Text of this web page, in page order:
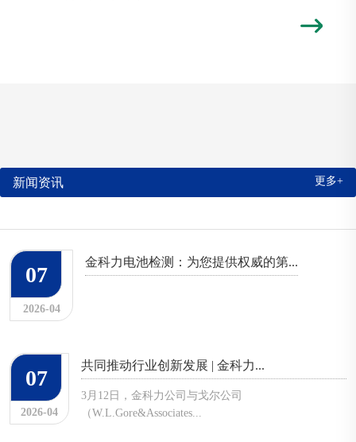
新闻资讯 更多+
07
2026-04
金科力电池检测：为您提供权威的第...
07
2026-04
共同推动行业创新发展 | 金科力...
3月12日，金科力公司与戈尔公司
（W.L.Gore&Associates...